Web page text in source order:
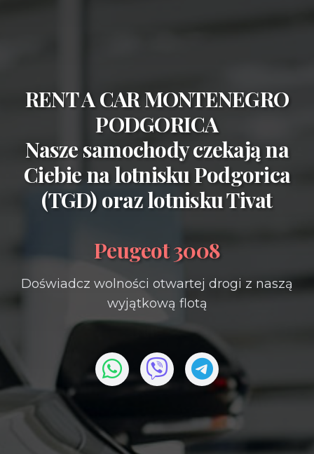
RENT A CAR MONTENEGRO
PODGORICA
Nasze samochody czekają na
Ciebie nalotnisku Podgorica
(TGD) orazlotnisku Tivat
Peugeot 3008
Doświadcz wolności otwartej drogi z naszą
wyjątkową flotą